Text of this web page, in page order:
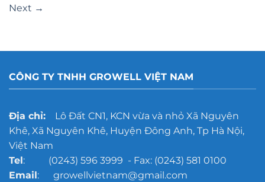
Next →
CÔNG TY TNHH GROWELL VIỆT NAM
Địa chỉ:Lô Đất CN1, KCN vừa và nhỏ Xã Nguyên
Khê, Xã Nguyên Khê, Huyện Đông Anh, Tp Hà Nội,
Việt Nam
Tel: (0243) 596 3999 - Fax: (0243) 581 0100
Email: growellvietnam@gmail.com